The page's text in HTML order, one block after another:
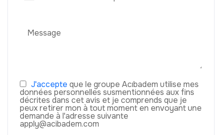
J'accepte que le groupe Acıbadem utilise mes
données personnelles susmentionnées aux fins
décrites dans cet avis et je comprends que je
peux retirer mon à tout moment en envoyant une
demande à l'adresse suivante
apply@acibadem.com